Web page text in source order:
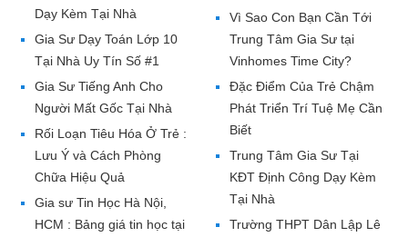
Dạy Kèm Tại Nhà
Gia Sư Dạy Toán Lớp 10
Tại Nhà Uy Tín Số #1
Gia Sư Tiếng Anh Cho
Người Mất Gốc Tại Nhà
Rối Loạn Tiêu Hóa Ở Trẻ :
Lưu Ý và Cách Phòng
Chữa Hiệu Quả
Gia sư Tin Học Hà Nội,
HCM : Bảng giá tin học tại
Vì Sao Con Bạn Cần Tới
Trung Tâm Gia Sư tại
Vinhomes Time City?
Đặc Điểm Của Trẻ Chậm
Phát Triển Trí Tuệ Mẹ Cần
Biết
Trung Tâm Gia Sư Tại
KĐT Định Công Dạy Kèm
Tại Nhà
Trường THPT Dân Lập Lê